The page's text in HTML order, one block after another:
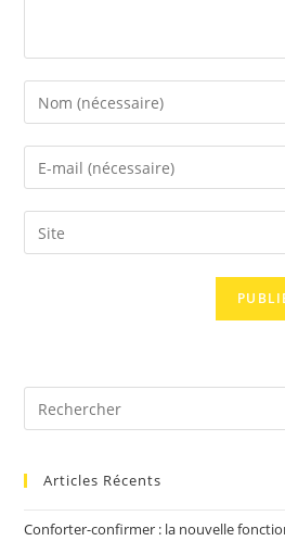
Enter
your
name
comment
Enter
your
email
address
Saisir
l’URL
Articles Récents
Conforter-confirmer : la nouvelle